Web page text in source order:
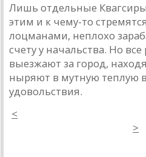
Лишь отдельные
этим и к чему-то
лоцманами, неплохо
счету у начальства. Но
выезжают за город,
ныряют в мутную теплую
удовольствия.
<
>